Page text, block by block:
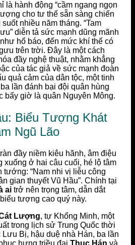
là hành động “cầm ngang ngọn
cho tư thế sẵn sàng chiến
nhiều năm tháng. “Tam
diễn tả sức mạnh dũng mãnh
hổ báo, đến mức khí thế có
trên trời. Đây là một cách
đầy nghệ thuật, nhằm khẳng
của tác giả về sức mạnh đoàn
quả cảm của dân tộc, một tinh
lần đánh bại đội quân hùng
bấy giờ là quân Nguyên Mông.
Biểu Tượng Khát
Ngũ Lão
đầy niềm kiêu hãnh, âm điệu
xuống ở hai câu cuối, hé lộ tâm
tướng: “Nam nhi vị liễu công
gian thuyết Vũ Hầu”. Chính tại
ai trở nên trọng tâm, dẫn dắt
tượng cao quý này.
Lượng, tự Khổng Minh, một
trong lịch sử Trung Quốc thời
Bị, hậu duệ nhà Hán, ba lần
hưng triều đại Thục Hán và